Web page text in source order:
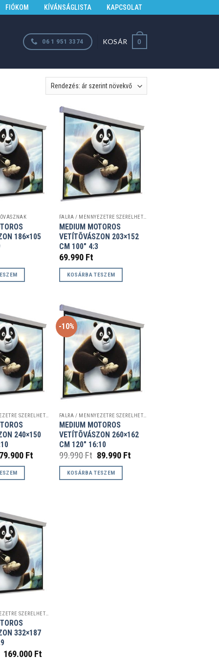
FIÓKOM KÍVÁNSÁGLISTA KAPCSOLAT
06 1 951 3374 KOSÁR 0
186×105
FALRA / MENNYEZETRE SZERELHETŐ VETÍTŐVÁSZNAK
MEDIUM MOTOROS
VETÍTÕVÁSZON 203×152
CM 100″ 4:3
69.990 Ft
KOSÁRBA TESZEM
FALRA / MENNYEZETRE SZERELHETŐ VETÍTŐVÁSZNAK
240×150
Original
Ft.
79.900 Ft Current
79.900 Ft.
-10%
FALRA / MENNYEZETRE SZERELHETŐ VETÍTŐVÁSZNAK
MEDIUM MOTOROS
VETÍTÕVÁSZON 260×162
CM 120″ 16:10
99.990Ft Original
price
was:
99.990 Ft.
89.990 Ft
KOSÁRBA TESZEM
FALRA / MENNYEZETRE SZERELHETŐ VETÍTŐVÁSZNAK
332×187
Original
169.000 Ft